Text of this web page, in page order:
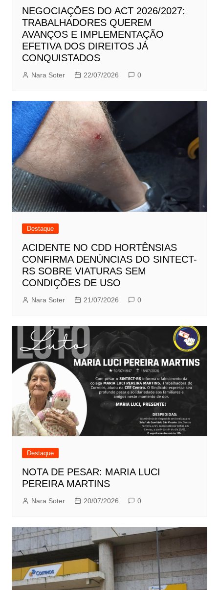
NEGOCIAÇÕES DO ACT 2026/2027:
TRABALHADORES QUEREM
AVANÇOS E IMPLEMENTAÇÃO
EFETIVA DOS DIREITOS JÁ
CONQUISTADOS
Nara Soter 22/07/2026 0
Destaque
ACIDENTE NO CDD HORTÊNSIAS
CONFIRMA DENÚNCIAS DO SINTECT-
RS SOBRE VIATURAS SEM
CONDIÇÕES DE USO
Nara Soter 21/07/2026 0
Destaque
NOTA DE PESAR: MARIA LUCI
PEREIRA MARTINS
Nara Soter 20/07/2026 0